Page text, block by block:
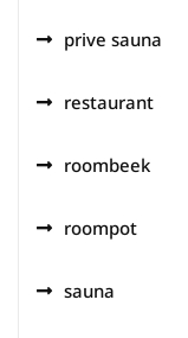
prive sauna
restaurant
roombeek
roompot
sauna